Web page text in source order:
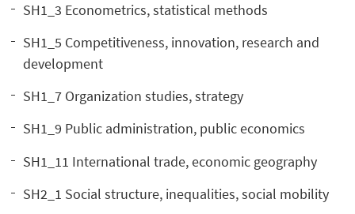
SH1_3 Econometrics, statistical methods
SH1_5 Competitiveness, innovation, research and
development
SH1_7 Organization studies, strategy
SH1_9 Public administration, public economics
SH1_11 International trade, economic geography
SH2_1 Social structure, inequalities, social mobility